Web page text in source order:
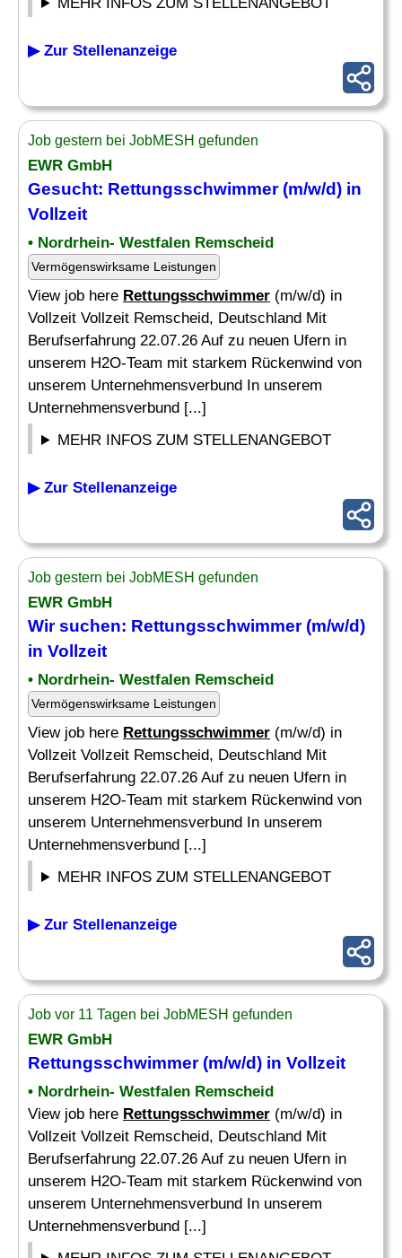
▶ Zur Stellenanzeige
Job gestern bei JobMESH gefunden
EWR GmbH
Gesucht: Rettungsschwimmer(m/w/d) in
Vollzeit
• Nordrhein- Westfalen Remscheid
Vermögenswirksame Leistungen
View job here Rettungsschwimmer (m/w/d) in
Vollzeit Vollzeit Remscheid, Deutschland Mit
Berufserfahrung 22.07.26 Auf zu neuen Ufern in
unserem H2O-Team mit starkem Rückenwind von
unserem Unternehmensverbund In unserem
Unternehmensverbund [...]
MEHR INFOS ZUM STELLENANGEBOT
▶ Zur Stellenanzeige
Job gestern bei JobMESH gefunden
EWR GmbH
Wir suchen: Rettungsschwimmer(m/w/d)
in Vollzeit
• Nordrhein- Westfalen Remscheid
Vermögenswirksame Leistungen
View job here Rettungsschwimmer (m/w/d) in
Vollzeit Vollzeit Remscheid, Deutschland Mit
Berufserfahrung 22.07.26 Auf zu neuen Ufern in
unserem H2O-Team mit starkem Rückenwind von
unserem Unternehmensverbund In unserem
Unternehmensverbund [...]
MEHR INFOS ZUM STELLENANGEBOT
▶ Zur Stellenanzeige
Job vor 11 Tagen bei JobMESH gefunden
EWR GmbH
Rettungsschwimmer(m/w/d) in Vollzeit
• Nordrhein- Westfalen Remscheid
View job here Rettungsschwimmer (m/w/d) in
Vollzeit Vollzeit Remscheid, Deutschland Mit
Berufserfahrung 22.07.26 Auf zu neuen Ufern in
unserem H2O-Team mit starkem Rückenwind von
unserem Unternehmensverbund In unserem
Unternehmensverbund [...]